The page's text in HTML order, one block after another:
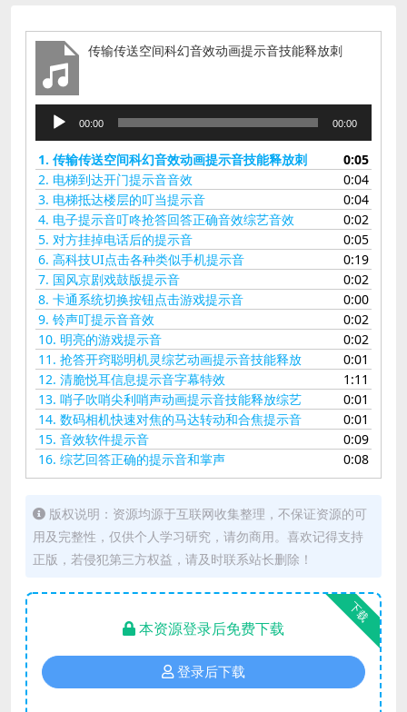
传输传送空间科幻音效动画提示音技能释放刺
播
放
器
00:00 00:00
1. 传输传送空间科幻音效动画提示音技能释放刺
0:05
2. 电梯到达开门提示音音效
0:04
3. 电梯抵达楼层的叮当提示音
0:04
4. 电子提示音叮咚抢答回答正确音效综艺音效
0:02
5. 对方挂掉电话后的提示音
0:05
6. 高科技UI点击各种类似手机提示音
0:19
7. 国风京剧戏鼓版提示音
0:02
8. 卡通系统切换按钮点击游戏提示音
0:00
9. 铃声叮提示音音效
0:02
10. 明亮的游戏提示音
0:02
11. 抢答开窍聪明机灵综艺动画提示音技能释放
0:01
12. 清脆悦耳信息提示音字幕特效
1:11
13. 哨子吹哨尖利哨声动画提示音技能释放综艺
0:01
14. 数码相机快速对焦的马达转动和合焦提示音
0:01
15. 音效软件提示音
0:09
16. 综艺回答正确的提示音和掌声 0:08
版权说明：资源均源于互联网收集整理，不保证资源的可
用及完整性，仅供个人学习研究，请勿商用。喜欢记得支持
正版，若侵犯第三方权益，请及时联系站长删除！
下载
本资源登录后免费下载
登录后下载